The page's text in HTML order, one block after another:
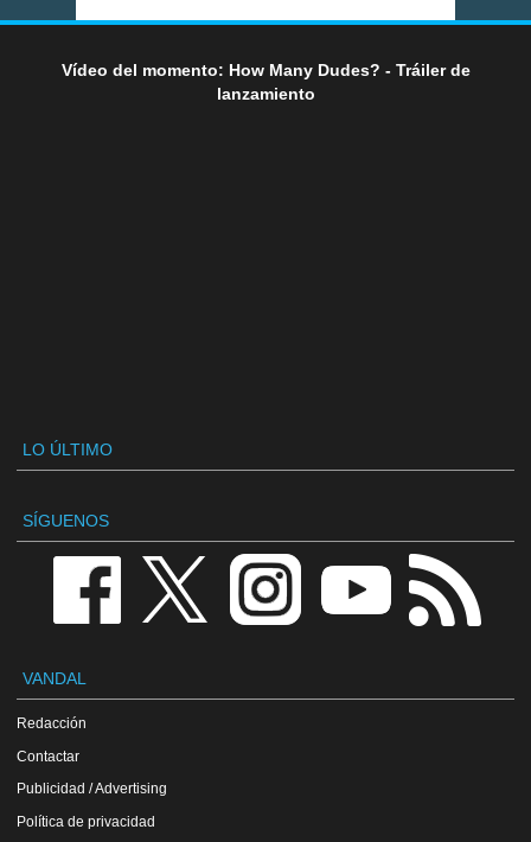
Vídeo del momento: How Many Dudes? - Tráiler de
lanzamiento
LO ÚLTIMO
SÍGUENOS
VANDAL
Redacción
Contactar
Publicidad / Advertising
Política de privacidad